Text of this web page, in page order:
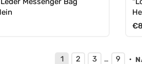
1 2 3 … 9 ·